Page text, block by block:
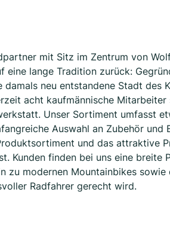
mit Sitz im Zentrum von
eine lange Tradition zurück:
neu entstandene Stadt des
acht kaufmännische
Unser Sortiment umfasst
Auswahl an Zubehör
und das attraktive
Kunden finden bei uns eine
zu modernen Mountainbikes
Radfahrer gerecht wird.